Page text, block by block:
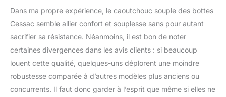
Dans ma propre expérience, le caoutchouc souple des bottes
Cessac semble allier confort et souplesse sans pour autant
sacrifier sa résistance. Néanmoins, il est bon de noter
certaines divergences dans les avis clients : si beaucoup
louent cette qualité, quelques-uns déplorent une moindre
robustesse comparée à d’autres modèles plus anciens ou
concurrents. Il faut donc garder à l’esprit que même si elles ne